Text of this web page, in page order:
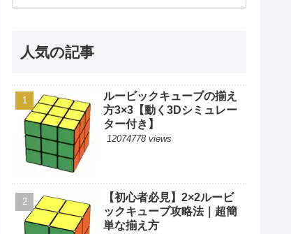
人気の記事
ルービックキューブの揃え
方3×3【動く3Dシミュレー
ター付き】
12074778 views
【初心者必見】2×2ルービ
ックキューブ攻略法｜超簡
単な揃え方